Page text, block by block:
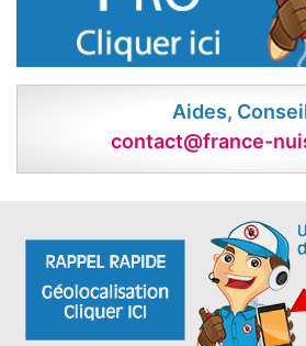
Aides,
contact@france-